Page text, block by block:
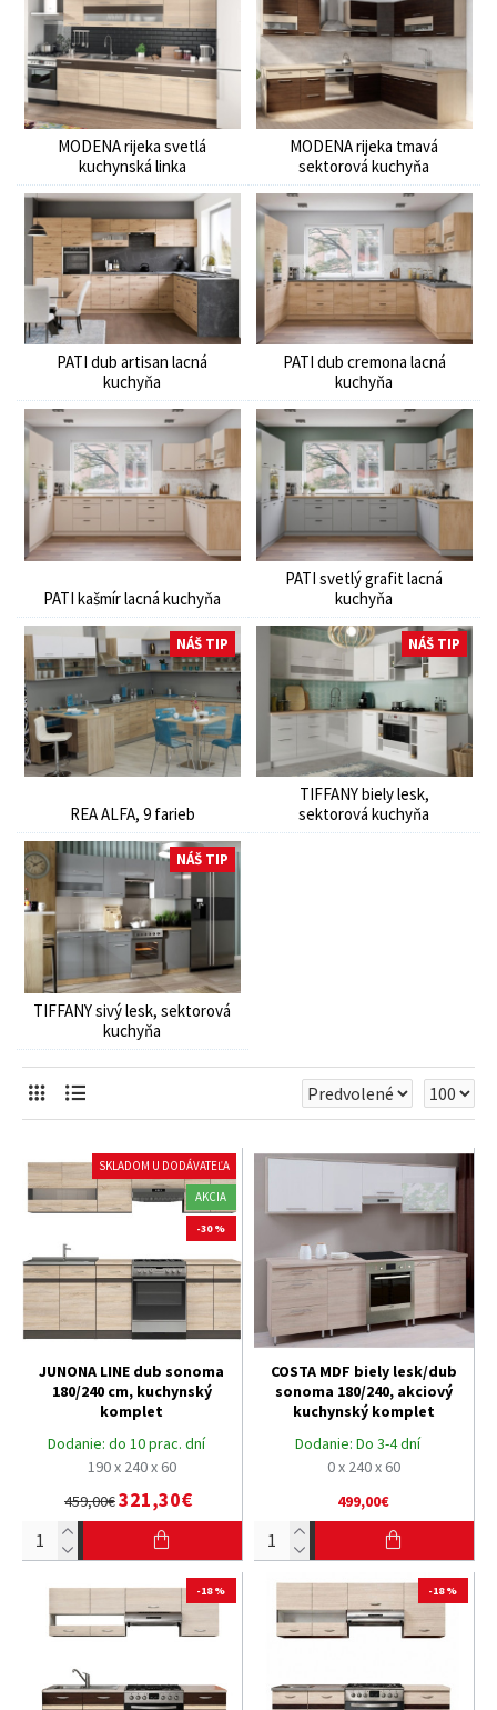
MODENA rijeka svetlá
kuchynská linka
MODENA rijeka tmavá
sektorová kuchyňa
PATI dub artisan lacná
kuchyňa
PATI dub cremona lacná
kuchyňa
PATI kašmír lacná kuchyňa
PATI svetlý grafit lacná
kuchyňa
NÁŠ TIP
REA ALFA, 9 farieb
NÁŠ TIP
TIFFANY biely lesk,
sektorová kuchyňa
NÁŠ TIP
TIFFANY sivý lesk, sektorová
kuchyňa
SKLADOM U DODÁVATEĽA
AKCIA
-30 %
Dodanie: do 10 prac. dní
190 x 240 x 60
JUNONA LINE dub sonoma
180/240 cm, kuchynský
komplet
459,00€321,30€
Dodanie: Do 3-4 dní
0 x 240 x 60
COSTA MDF biely lesk/dub
sonoma 180/240, akciový
kuchynský komplet
499,00€
-18 % -18 %